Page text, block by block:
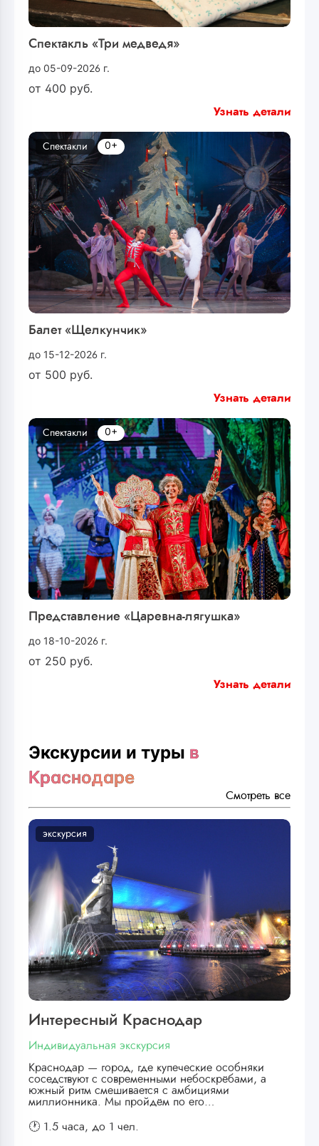
Спектакль «Три медведя»
до 05-09-2026 г.
от 400 руб.
Узнать детали
Балет «Щелкунчик»
до 15-12-2026 г.
от 500 руб.
Спектакли 0+
Узнать детали
Представление «Царевна-лягушка»
до 18-10-2026 г.
от 250 руб.
Спектакли 0+
Узнать детали
Экскурсии и туры в
Краснодаре
Смотреть все
экскурсия
Интересный Краснодар
Индивидуальная экскурсия
Краснодар — город, где купеческие особняки
соседствуют с современными небоскрёбами, а
южный ритм смешивается с амбициями
миллионника. Мы пройдём по его…
🕐 1.5 часа, до 1 чел.